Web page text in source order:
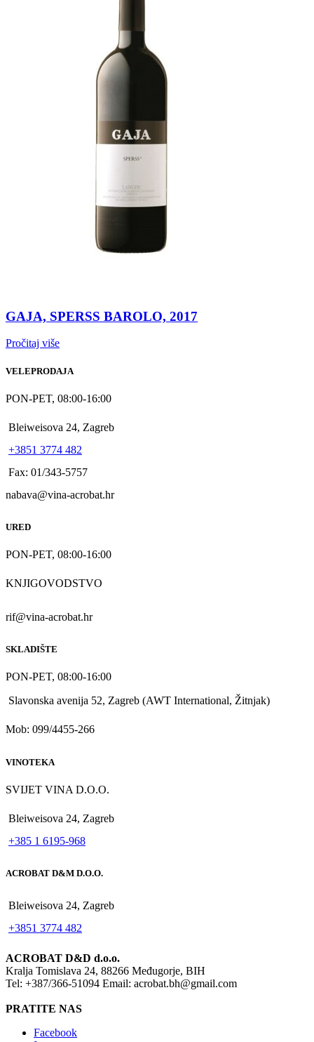
GAJA, SPERSS BAROLO, 2017
Pročitaj više
VELEPRODAJA
PON-PET, 08:00-16:00
Bleiweisova 24, Zagreb
+3851 3774 482
Fax: 01/343-5757
nabava@vina-acrobat.hr
URED
PON-PET, 08:00-16:00
KNJIGOVODSTVO
rif@vina-acrobat.hr
SKLADIŠTE
PON-PET, 08:00-16:00
Slavonska avenija 52, Zagreb (AWT International, Žitnjak)
Mob: 099/4455-266
VINOTEKA
SVIJET VINA D.O.O.
Bleiweisova 24, Zagreb
+385 1 6195-968
ACROBAT D&M D.O.O.
Bleiweisova 24, Zagreb
+3851 3774 482
ACROBAT D&D d.o.o.
Kralja Tomislava 24, 88266 Međugorje, BIH
Tel: +387/366-51094 Email: acrobat.bh@gmail.com
PRATITE NAS
Facebook